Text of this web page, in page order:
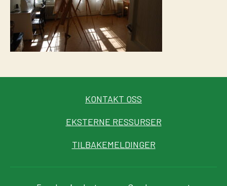
KONTAKT OSS
EKSTERNE RESSURSER
TILBAKEMELDINGER